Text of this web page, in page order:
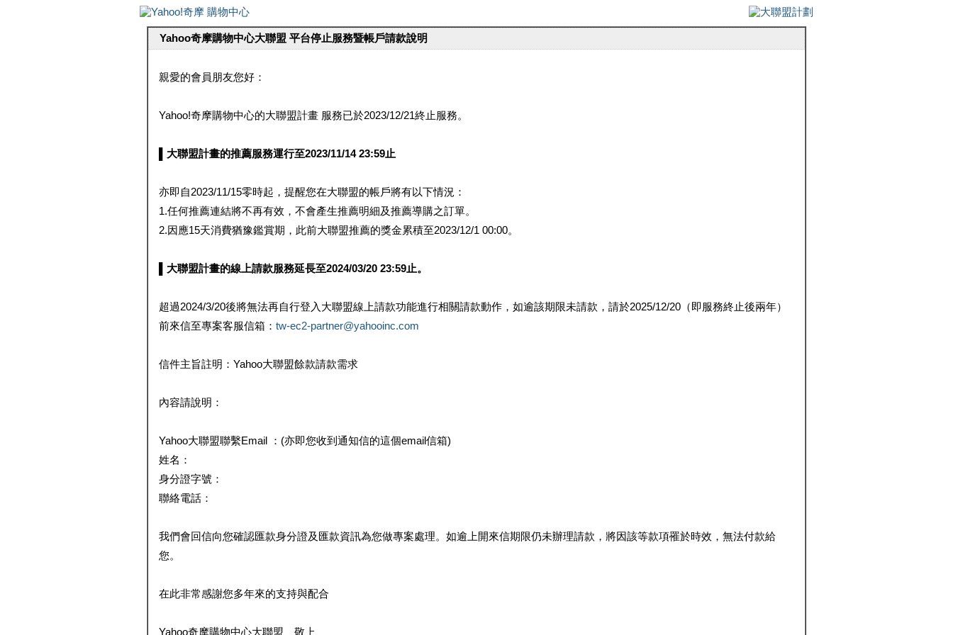
Yahoo奇摩購物中心大聯盟 平台停止服務暨帳戶請款說明
親愛的會員朋友您好：
Yahoo!奇摩購物中心的大聯盟計畫 服務已於2023/12/21終止服務。
▌大聯盟計畫的推薦服務運行至2023/11/14 23:59止
亦即自2023/11/15零時起，提醒您在大聯盟的帳戶將有以下情況：
1.任何推薦連結將不再有效，不會產生推薦明細及推薦導購之訂單。
2.因應15天消費猶豫鑑賞期，此前大聯盟推薦的獎金累積至2023/12/1 00:00。
▌大聯盟計畫的線上請款服務延長至2024/03/20 23:59止。
超過2024/3/20後將無法再自行登入大聯盟線上請款功能進行相關請款動作，如逾該期限未請款，請於2025/12/20（即服務終止後兩年）
前來信至專案客服信箱： tw-ec2-partner@yahooinc.com
信件主旨註明：Yahoo大聯盟餘款請款需求
內容請說明：
Yahoo大聯盟聯繫Email ：(亦即您收到通知信的這個email信箱)
姓名：
身分證字號：
聯絡電話：
我們會回信向您確認匯款身分證及匯款資訊為您做專案處理。如逾上開來信期限仍未辦理請款，將因該等款項罹於時效，無法付款給
您。
在此非常感謝您多年來的支持與配合
Yahoo奇摩購物中心大聯盟 敬上